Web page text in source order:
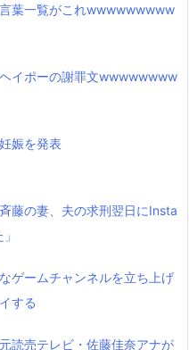
葉一覧がこれwwwwwwwww
ヘイポーの謝罪文wwwwwwww
娠を発表
藤の妻、夫の求刑翌日にInsta
ゲームチャンネルを立ち上げ
する
読売テレビ・佐藤佳奈アナが